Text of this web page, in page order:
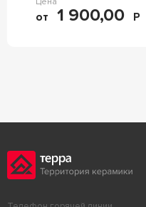
от 1 900,00 Р